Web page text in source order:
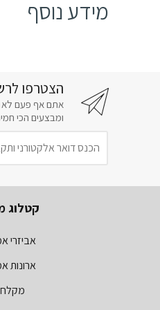
מידע נוסף
הצטרפו
אתם אף פעם לא
ומבצעים הכי
קטלוג
אביזרי
ארונות